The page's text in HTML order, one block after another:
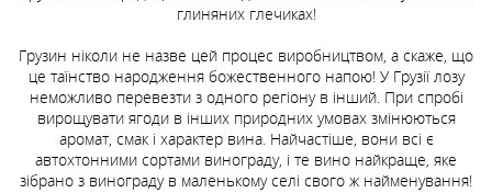
глиняних глечиках!
Грузин ніколи не назве цей процес виробництвом, а скаже, що
це таїнство народження божественного напою! У Грузії лозу
неможливо перевезти з одного регіону в інший. При спробі
вирощувати ягоди в інших природних умовах змінюються
аромат, смак і характер вина. Найчастіше, вони всі є
автохтонними сортами винограду, і те вино найкраще, яке
зібрано з винограду в маленькому селі свого ж найменування!